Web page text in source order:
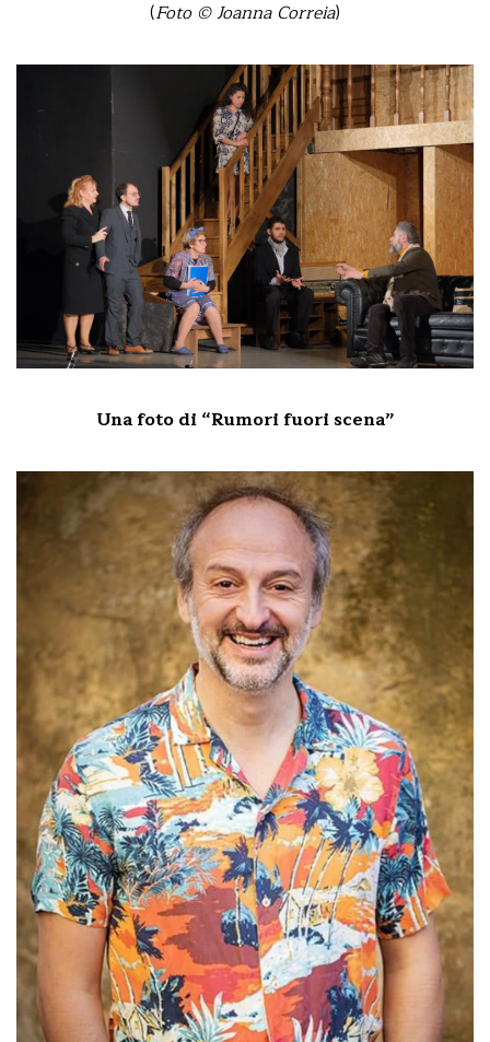
(Foto © Joanna Correia)
Una foto di “Rumori fuori scena”